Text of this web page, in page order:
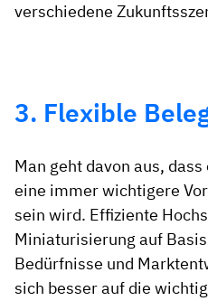
verschiedene
3. Flexible
Man geht davon aus,
eine immer wichtigere
sein wird. Effiziente
Miniaturisierung auf
Bedürfnisse und
sich besser auf die